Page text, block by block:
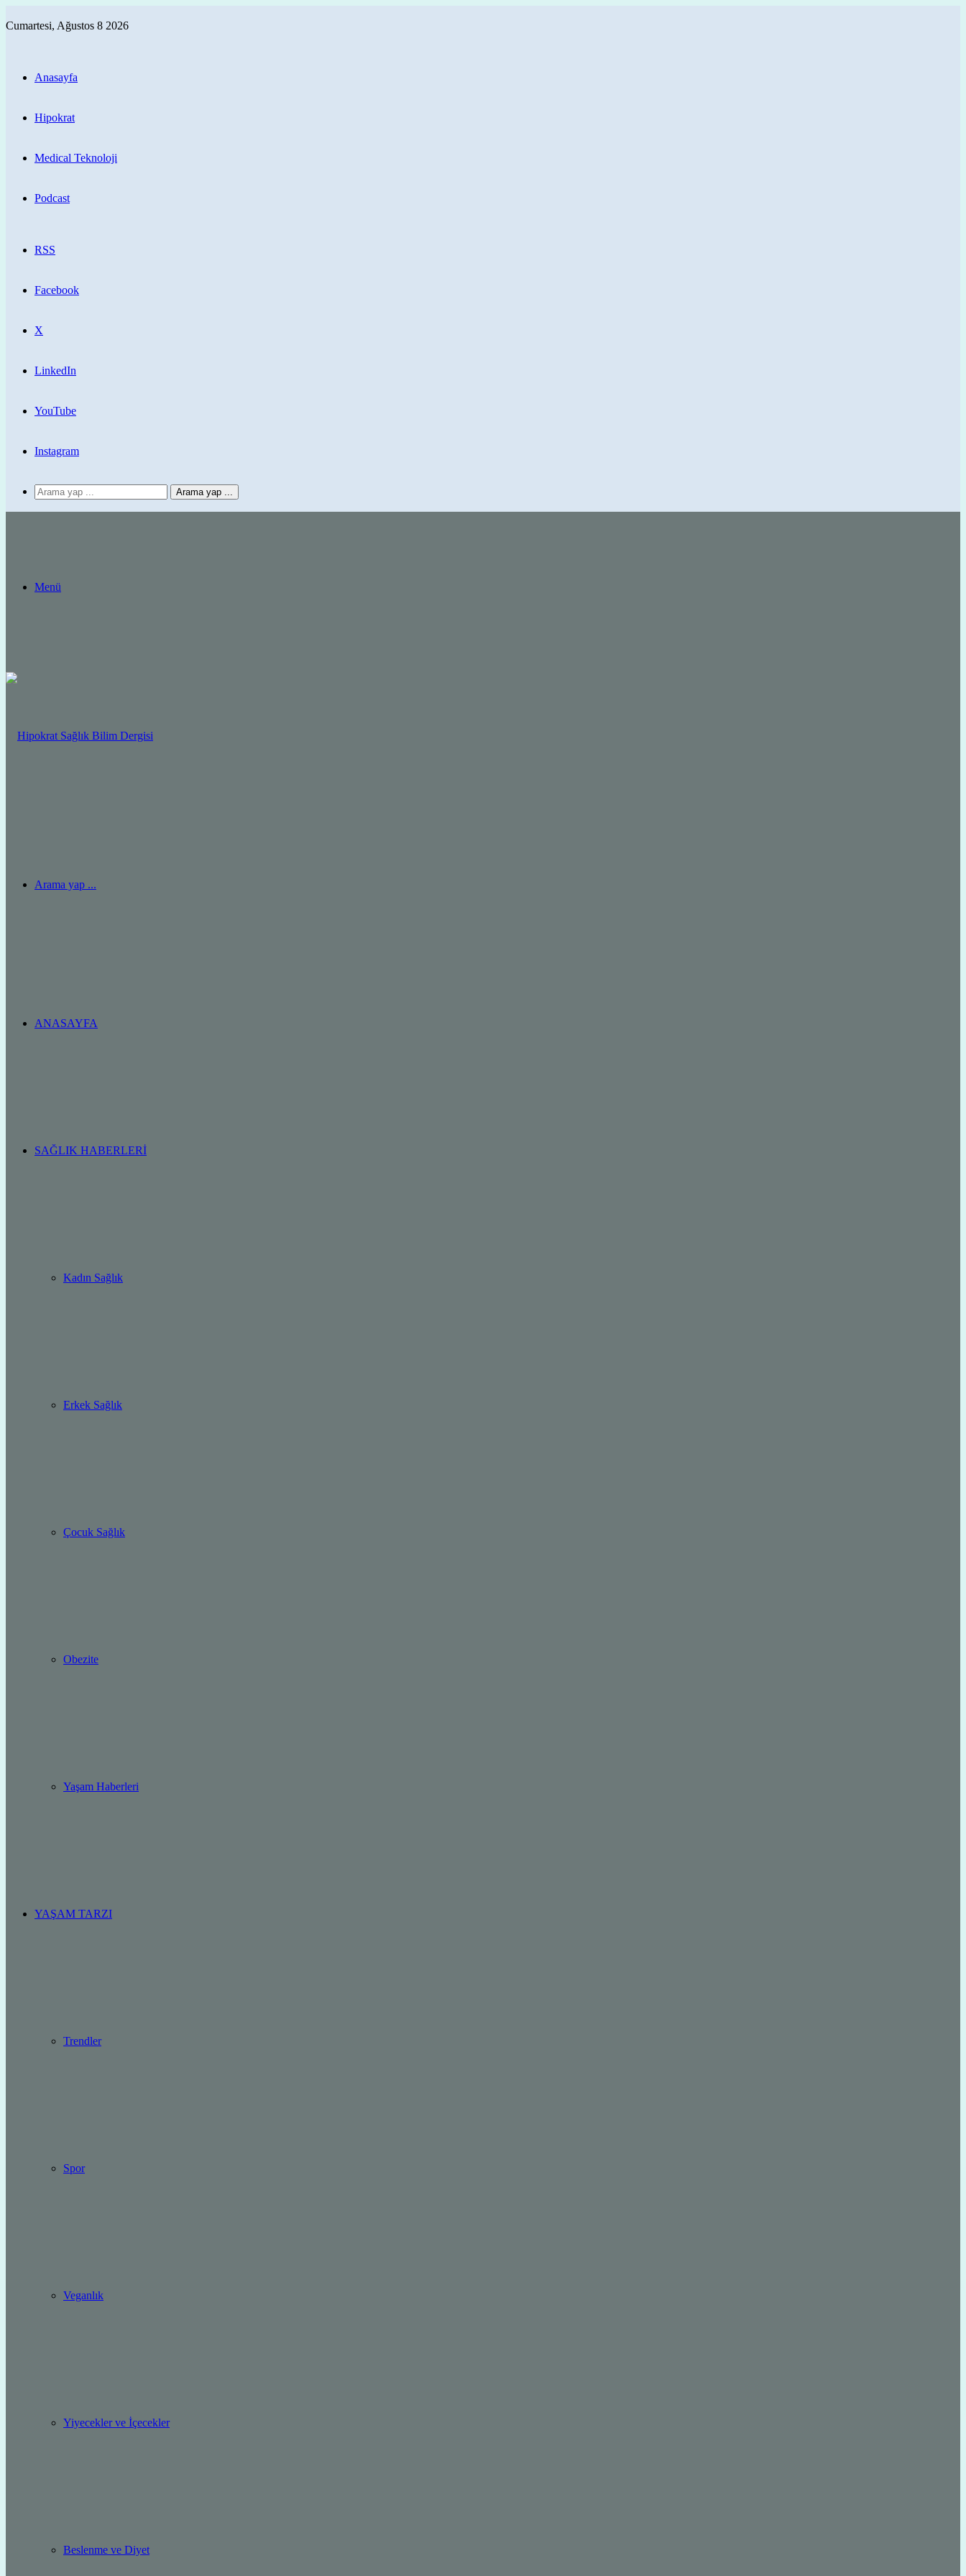
Cumartesi, Ağustos 8 2026
Anasayfa
Hipokrat
Medical Teknoloji
Podcast
RSS
Facebook
X
LinkedIn
YouTube
Instagram
Arama yap ...
Menü
Arama yap ...
ANASAYFA
SAĞLIK HABERLERI
Kadın Sağlık
Erkek Sağlık
Çocuk Sağlık
Obezite
Yaşam Haberleri
YAŞAM TARZI
Trendler
Spor
Veganlık
Yiyecekler ve İçecekler
Beslenme ve Diyet